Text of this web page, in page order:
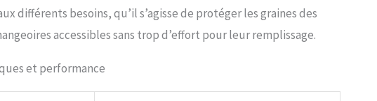
lors de l'utilisation, n'hésitez pas à nous contacter.
différents besoins, qu’il s’agisse de protéger les graines des
accessibles sans trop d’effort pour leur remplissage.
et performance